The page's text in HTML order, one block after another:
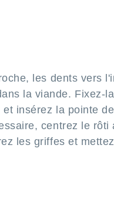
les dents vers
la viande. Fixez-
insérez la pointe
centrez le rôti
les griffes et